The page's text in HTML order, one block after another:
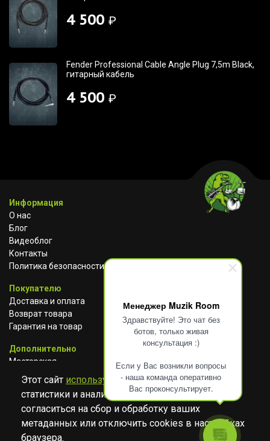
Менеджер Muzik Room
Здравствуйте! Это чат без
ботов, только живая
консультация :)
Если у Вас возникли вопросы
- наша команда оперативно
Вас проконсультирует.
4 500 ₽
Fender Professional Cable Angle Plug 7,5m Black,
гитарный кабель
4 500 ₽
Информация
О нас
Блог
Видеоблог
Контакты
Политика безопасности
Покупателю
Доставка и оплата
Возврат товара
Гарантия на товар
Дополнительно
Мастерская
Сотрудничество
АВИТО
TELEGRAM
YOUTUBE
Этот сайт использует cookies для сбора
статистики и анализа работы сайта. Просим
согласиться на сбор и обработку ваших
метаданных или отключить cookies в настройках
браузера.